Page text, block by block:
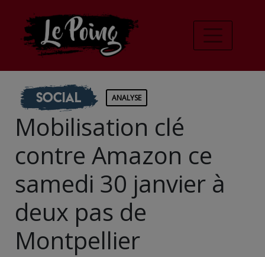
Social ANALYSE
Mobilisation clé
contre Amazon ce
samedi 30 janvier à
deux pas de
Montpellier